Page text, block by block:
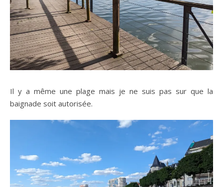
Il y a même une plage mais je ne suis pas sur que la
baignade soit autorisée.